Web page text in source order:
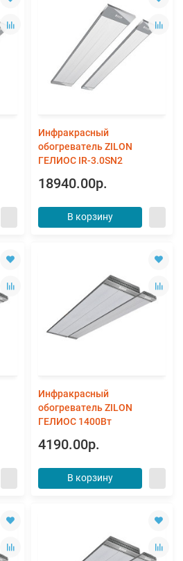
Инфракрасный
обогреватель ZILON
ГЕЛИОС IR-3.0SN2
18940.00р.
В корзину
Инфракрасный
обогреватель ZILON
ГЕЛИОС 1400Вт
4190.00р.
В корзину